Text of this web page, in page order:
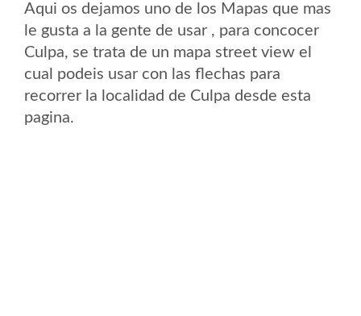
Aqui os dejamos uno de los Mapas que mas
le gusta a la gente de usar , para concocer
Culpa, se trata de un mapa street view el
cual podeis usar con las flechas para
recorrer la localidad de Culpa desde esta
pagina.